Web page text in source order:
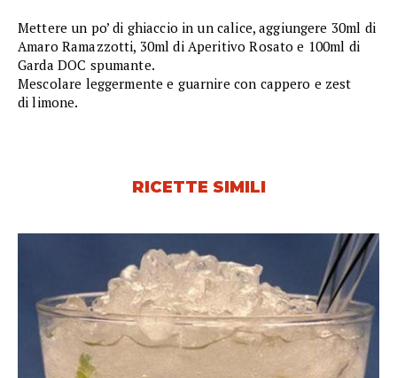
Mettere un po’ di ghiaccio in un calice, aggiungere 30ml di
Amaro Ramazzotti, 30ml di Aperitivo Rosato e 100ml di
Garda DOC spumante.
Mescolare leggermente e guarnire con cappero e zest
di limone.
RICETTE SIMILI